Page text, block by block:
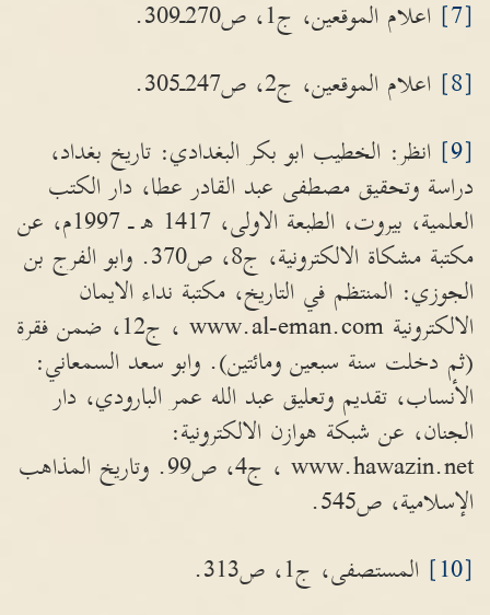
[7]
اعلام الموقعين، ج1، ص270ـ309.
[8]
اعلام الموقعين، ج2، ص247ـ305.
[9]
انظر: الخطيب ابو بكر البغدادي: تاريخ بغداد،
دراسة وتحقيق مصطفى عبد القادر عطا، دار الكتب
العلمية، بيروت، الطبعة الاولى، 1417 ه‍ ـ 1997م، عن
مكتبة مشكاة الالكترونية، ج8، ص370. وابو الفرج بن
الجوزي: المنتظم في التاريخ، مكتبة نداء الايمان
الالكترونية www.al-eman.com ، ج12، ضمن فقرة
(ثم دخلت سنة سبعين ومائتين). وابو سعد السمعاني:
الأنساب، تقديم وتعليق عبد الله عمر البارودي، دار
الجنان، عن شبكة هوازن الالكترونية:
www.hawazin.net ، ج4، ص99. وتاريخ المذاهب
الإسلامية، ص545.
[10]
المستصفى، ج1، ص313.